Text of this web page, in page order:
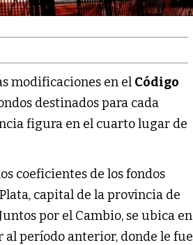
modificaciones en el Código
destinados para cada
figura en el cuarto lugar de
coeficientes de los fondos
capital de la provincia de
por el Cambio, se ubica en
período anterior, donde le fue